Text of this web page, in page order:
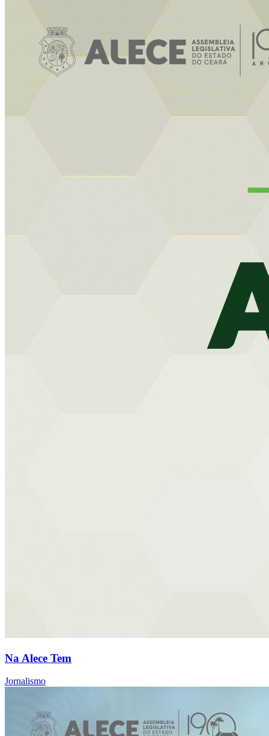
Na Alece Tem
Jornalismo